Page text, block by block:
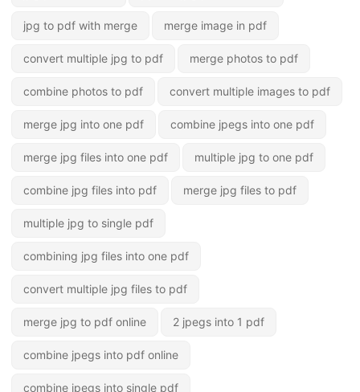
jpg to pdf with merge merge image in pdf
convert multiple jpg to pdf merge photos to pdf
combine photos to pdf convert multiple images to pdf
merge jpg into one pdf combine jpegs into one pdf
merge jpg files into one pdf multiple jpg to one pdf
combine jpg files into pdf merge jpg files to pdf
multiple jpg to single pdf
combining jpg files into one pdf
convert multiple jpg files to pdf
merge jpg to pdf online 2 jpegs into 1 pdf
combine jpegs into pdf online
combine jpegs into single pdf